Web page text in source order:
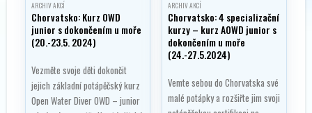
ARCHIV AKCÍ
Chorvatsko: Kurz OWD
junior s dokončením u moře
(20.-23.5. 2024)
Vezměte svoje děti dokončit
jejich základní potápěčský kurz
Open Water Diver OWD – junior
ARCHIV AKCÍ
Chorvatsko: 4 specializační
kurzy – kurz AOWD junior s
dokončením u moře
(24.-27.5.2024)
Vemte sebou do Chorvatska své
malé potápky a rozšiřte jim svoji